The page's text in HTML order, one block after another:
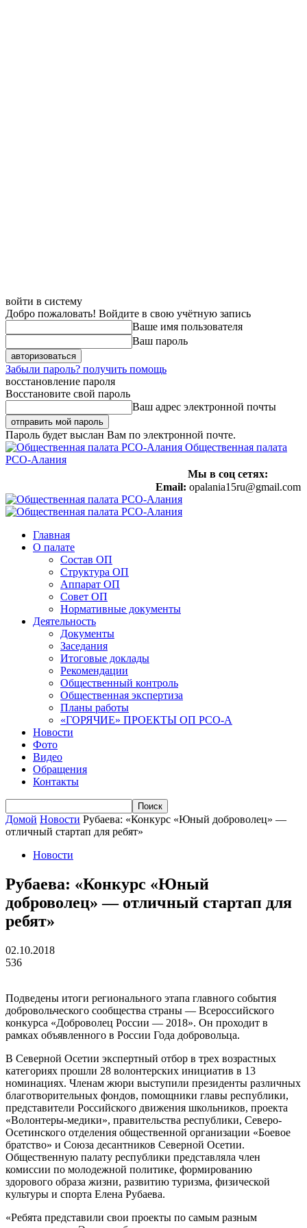
войти в систему
Добро пожаловать! Войдите в свою учётную запись
Ваше имя пользователя
Ваш пароль
Забыли пароль? получить помощь
восстановление пароля
Восстановите свой пароль
Ваш адрес электронной почты
Пароль будет выслан Вам по электронной почте.
Общественная палата
РСО-Алания
Мы в соц сетях:
Email: opalania15ru@gmail.com
Главная
О палате
Состав ОП
Структура ОП
Аппарат ОП
Совет ОП
Нормативные документы
Деятельность
Документы
Заседания
Итоговые доклады
Рекомендации
Общественный контроль
Общественная экспертиза
Планы работы
«ГОРЯЧИЕ» ПРОЕКТЫ ОП РСО-А
Новости
Фото
Видео
Обращения
Контакты
Домой Новости Рубаева: «Конкурс «Юный доброволец» —
отличный стартап для ребят»
Новости
Рубаева: «Конкурс «Юный
доброволец» — отличный стартап для
ребят»
02.10.2018
536
Подведены итоги регионального этапа главного события
добровольческого сообщества страны — Всероссийского
конкурса «Доброволец России — 2018». Он проходит в
рамках объявленного в России Года добровольца.
В Северной Осетии экспертный отбор в трех возрастных
категориях прошли 28 волонтерских инициатив в 13
номинациях. Членам жюри выступили президенты различных
благотворительных фондов, помощники главы республики,
представители Российского движения школьников, проекта
«Волонтеры-медики», правительства республики, Северо-
Осетинского отделения общественной организации «Боевое
братство» и Союза десантников Северной Осетии.
Общественную палату республики представляла член
комиссии по молодежной политике, формированию
здорового образа жизни, развитию туризма, физической
культуры и спорта Елена Рубаева.
«Ребята представили свои проекты по самым разным